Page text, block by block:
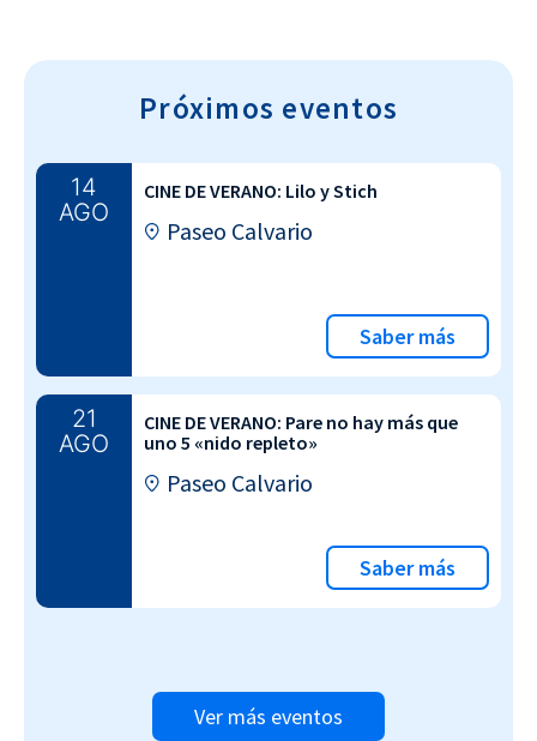
Próximos eventos
14
AGO
CINE DE VERANO: Lilo y Stich
Paseo Calvario
Saber más
21
AGO
CINE DE VERANO: Pare no hay más que
uno 5 «nido repleto»
Paseo Calvario
Saber más
Ver más eventos